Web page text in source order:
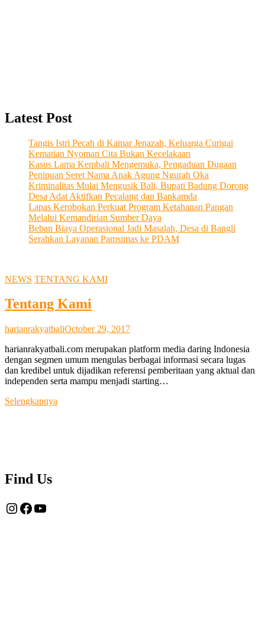
Latest Post
Tangis Istri Pecah di Kamar Jenazah, Keluarga Curigai
Kematian Nyoman Cita Bukan Kecelakaan
Kasus Lama Kembali Mengemuka, Pengaduan Dugaan
Penipuan Seret Nama Anak Agung Ngurah Oka
Kriminalitas Mulai Mengusik Bali, Bupati Badung Dorong
Desa Adat Aktifkan Pecalang dan Bankamda
Lapas Kerobokan Perkuat Program Ketahanan Pangan
Melalui Kemandirian Sumber Daya
Beban Biaya Operasional Jadi Masalah, Desa di Bangli
Serahkan Layanan Pamsimas ke PDAM
NEWS TENTANG KAMI
Tentang Kami
harianrakyatbaliOctober 29, 2017
harianrakyatbali.com merupakan platform media daring Indonesia
dengan segmen umum mengulas berbagai informasi secara lugas
dan kredibel untuk dijadikan referensi pemberitaan yang aktual dan
independen serta mampu menjadi starting…
Selengkapnya
Find Us
Instagram
Facebook
YouTube